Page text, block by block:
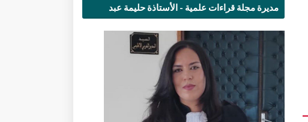
مديرة مجلة قراءات علمية - الأستاذة حليمة عبد